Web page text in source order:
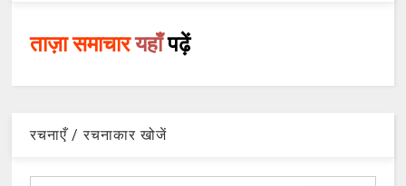
ताज़ा समाचारयहाँपढ़ें
रचनाएँ / रचनाकार खोजें